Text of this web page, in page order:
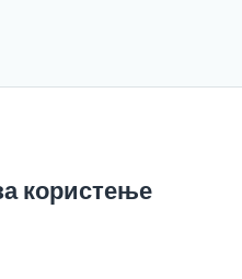
користење